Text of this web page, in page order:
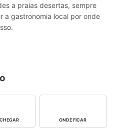
a praias desertas, sempre
a gastronomia local por onde
ONDE FICAR